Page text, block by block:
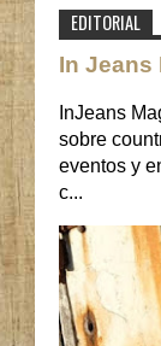
EDITORIAL
In Jeans
InJeans
sobre
eventos y
c...